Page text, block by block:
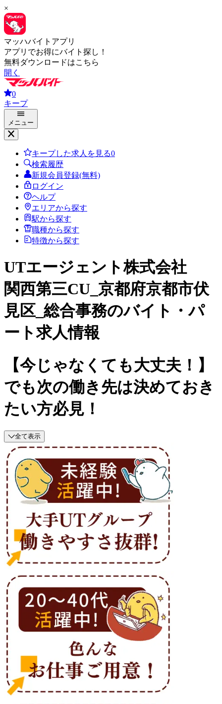
×
マッハバイトアプリ
アプリでお得にバイト探し！
無料ダウンロードはこちら
開く
0
キープ
メニュー
キープした求人を見る0
検索履歴
新規会員登録(無料)
ログイン
ヘルプ
エリアから探す
駅から探す
職種から探す
特徴から探す
UTエージェント株式会社
関西第三CU_京都府京都市伏
見区_総合事務のバイト・パ
ート求人情報
【今じゃなくても大丈夫！】
でも次の働き先は決めておき
たい方必見！
全て表示